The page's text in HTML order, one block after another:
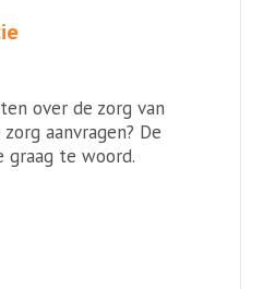
over de zorg van
aanvragen? De
graag te woord.